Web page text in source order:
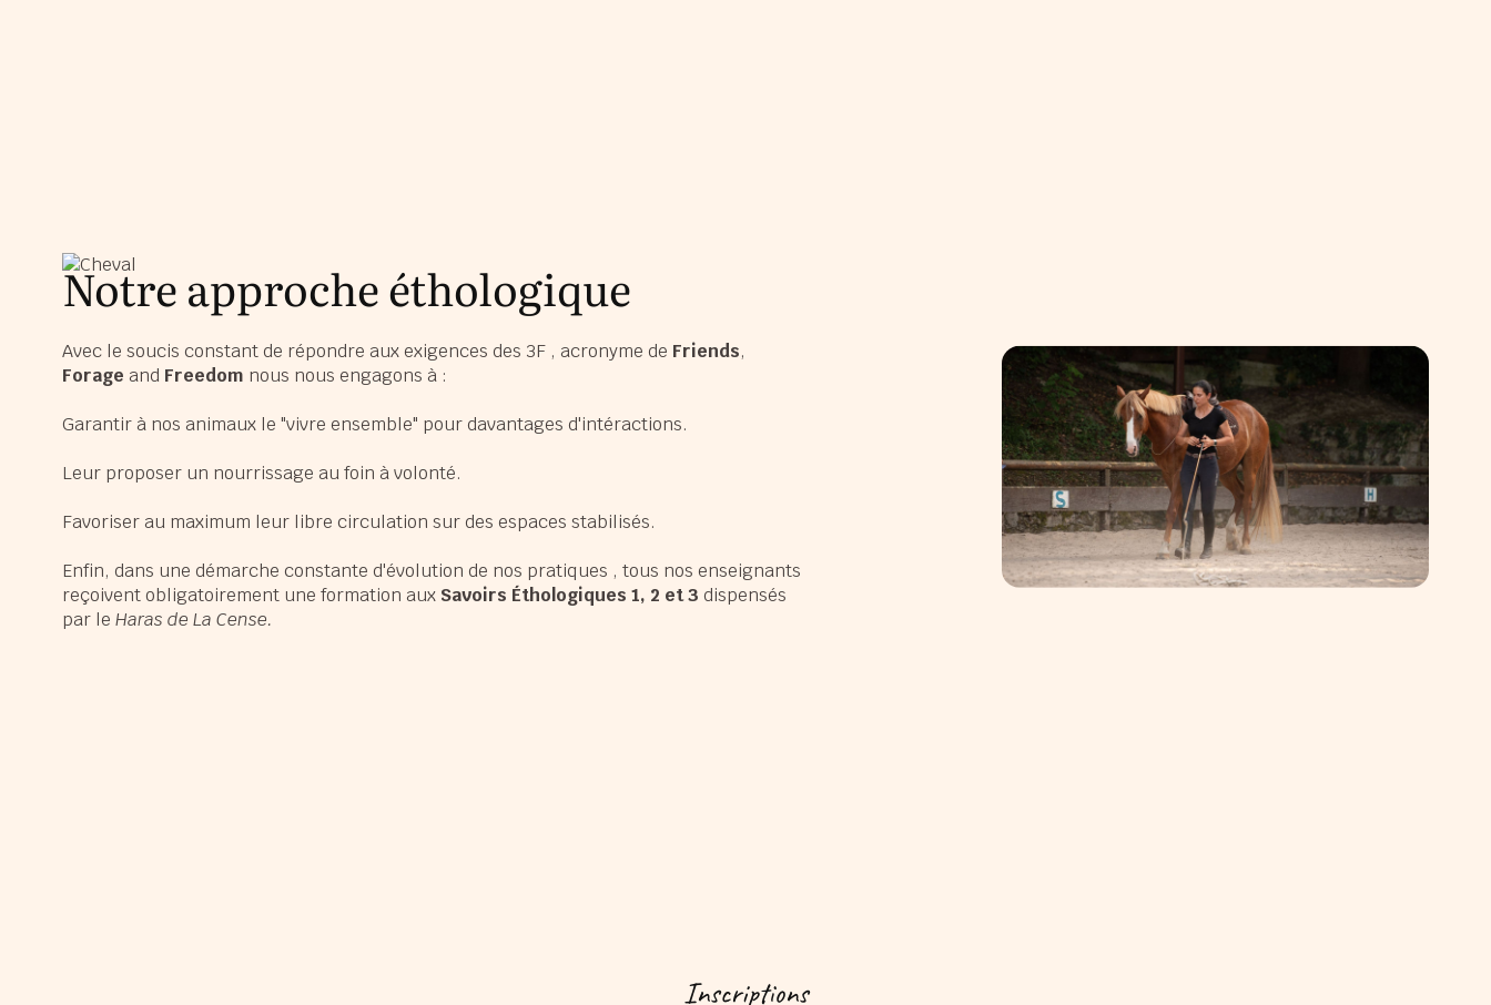
Notre approche éthologique
Avec le soucis constant de répondre aux exigences des 3F , acronyme de Friends,
Forage and Freedom nous nous engagons à :
Garantir à nos animaux le "vivre ensemble" pour davantages d'intéractions.
Leur proposer un nourrissage au foin à volonté.
Favoriser au maximum leur libre circulation sur des espaces stabilisés.
Enfin, dans une démarche constante d'évolution de nos pratiques , tous nos enseignants
reçoivent obligatoirement une formation aux Savoirs Éthologiques 1, 2 et 3 dispensés
par le Haras de La Cense.
Inscriptions